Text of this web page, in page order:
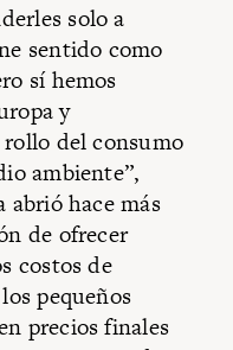
solo a
sentido como
sí hemos
y
del consumo
ambiente”,
hace más
de ofrecer
costos de
pequeños
precios finales